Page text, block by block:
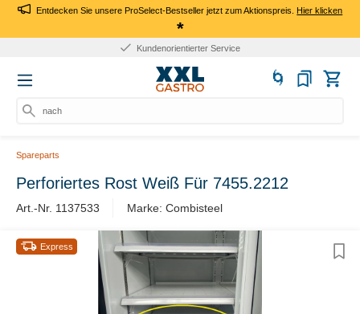
Entdecken Sie unsere ProSelect-Bestseller jetzt zum Aktionspreis.Hier klicken
*
Kundenorientierter Service
nach Pr
Spareparts
Perforiertes Rost Weiß Für 7455.2212
Art.-Nr. 1137533 Marke: Combisteel
Express